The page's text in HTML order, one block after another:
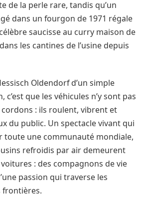
de la perle rare, tandis qu’un
dans un fourgon de 1971 régale
saucisse au curry maison de
les cantines de l’usine depuis
Oldendorf d’un simple
c’est que les véhicules n’y sont pas
: ils roulent, vibrent et
du public. Un spectacle vivant qui
toute une communauté mondiale,
refroidis par air demeurent
: des compagnons de vie
passion qui traverse les
frontières.